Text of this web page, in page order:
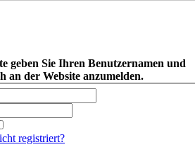
geben Sie Ihren Benutzernamen und
an der Website anzumelden.
registriert?